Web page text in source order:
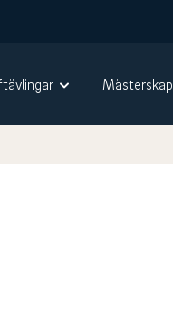
Mästerskap